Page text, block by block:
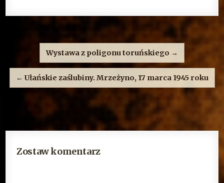
Nawigacja
wpisuWystawa z poligonu toruńskiego →
← Ułańskie zaślubiny. Mrzeżyno, 17 marca 1945 roku
Zostaw komentarz